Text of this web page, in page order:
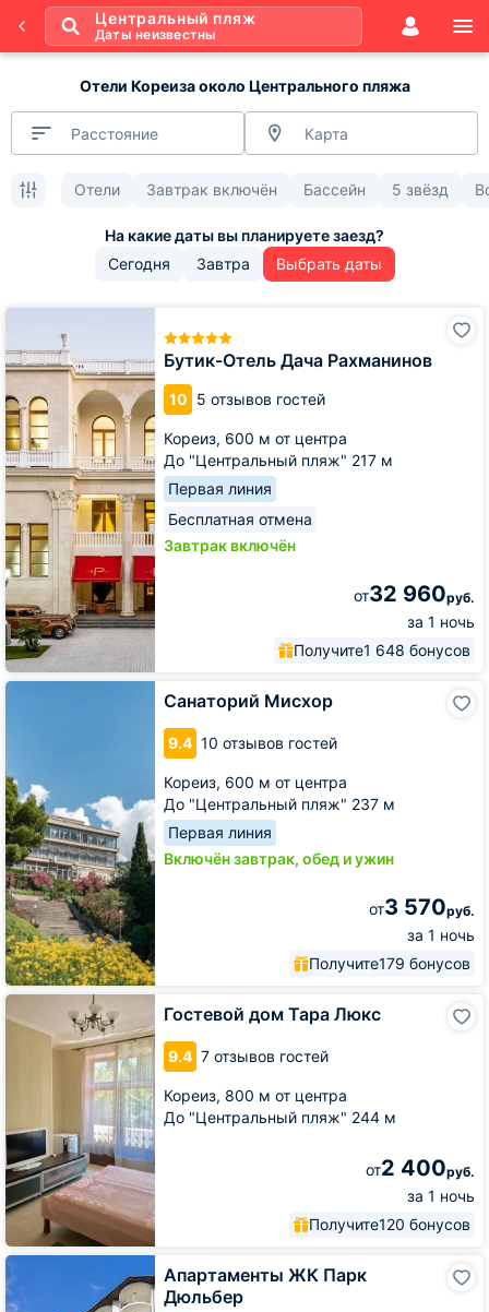
Центральный пляж
Даты неизвестны
Отели Кореиза около Центрального пляжа
Расстояние Карта
Отели Завтрак включён Бассейн 5 звёзд
Сегодня Завтра Выбрать даты
Бутик-Отель Дача Рахманинов
10 5 отзывов гостей
Кореиз, 600 м от центра
До "Центральный пляж" 217 м
Первая линия
Бесплатная отмена
Завтрак включён
от32 960руб.
за 1 ночь
Получите1 648 бонусов
Бутик-
Дача
Рахманинов
Санаторий Мисхор
9.4 10 отзывов гостей
Кореиз, 600 м от центра
До "Центральный пляж" 237 м
Первая линия
Включён завтрак, обед и ужин
от3 570руб.
за 1 ночь
Получите179 бонусов
Санаторий
Гостевой дом Тара Люкс
9.4 7 отзывов гостей
Кореиз, 800 м от центра
До "Центральный пляж" 244 м
от2 400руб.
за 1 ночь
Получите120 бонусов
Гостевой
дом
Апартаменты ЖК Парк
Дюльбер
Апартаменты
ЖК
Парк